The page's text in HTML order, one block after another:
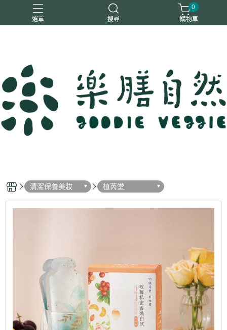
選單 搜尋
一樂鶴
0
購物車
清潔保養美妝 植芮堂